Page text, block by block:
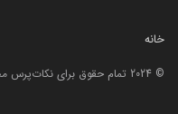
خانه
© 2024 تمام حقوق برای نکات‌پرس محفوظ است.